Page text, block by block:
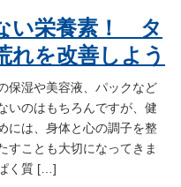
い栄養素！ タ
れを改善しよう
保湿や美容液、パックなど
いのはもちろんですが、健
には、身体と心の調子を整
すことも大切になってきま
く質 […]